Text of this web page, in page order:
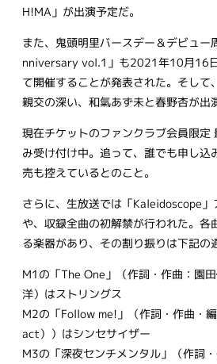
H!MA」が出演予定だ。
また、鬼頭明里バースデー＆デビュー
nniversary vol.1」も2021年10月16
て開催することが発表された。そして
親交の深い、和氣あず未と春野杏が出
現在チケットのファンクラブ会員限定
み受け付け中。追って、誰でも申し込
売も控えているとのこと。
さらに、生放送では「Kaleidoscope
や、収録全曲の初解禁が行われた。各
る楽器があり、その割り振りは下記の
M1の「The One」（作詞・作曲：園
洋）はストリングス
M2の「Follow me!」（作詞・作曲・
act））はシンセサイザー
M3の「深夜センチメンタル」（作詞